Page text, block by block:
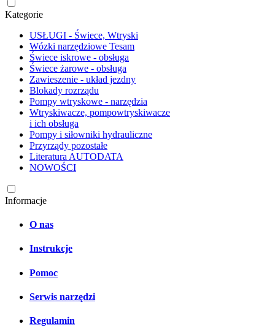
Kategorie
USŁUGI - Świece, Wtryski
Wózki narzędziowe Tesam
Świece iskrowe - obsługa
Świece żarowe - obsługa
Zawieszenie - układ jezdny
Blokady rozrządu
Pompy wtryskowe - narzędzia
Wtryskiwacze, pompowtryskiwacze
i ich obsługa
Pompy i siłowniki hydrauliczne
Przyrządy pozostałe
Literatura AUTODATA
NOWOŚCI
Informacje
O nas
Instrukcje
Pomoc
Serwis narzędzi
Regulamin